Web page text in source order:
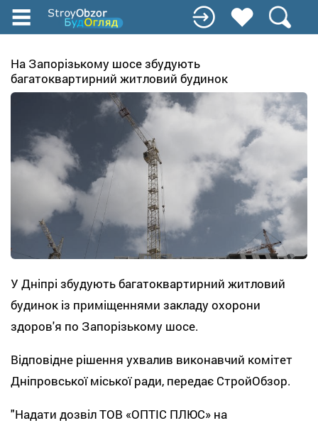
Перейти
до
вмісту
На Запорізькому шосе збудують
багатоквартирний житловий будинок
У Дніпрі збудують багатоквартирний житловий
будинок із приміщеннями закладу охорони
здоров'я по Запорізькому шосе.
Відповідне рішення ухвалив виконавчий комітет
Дніпровської міської ради, передає СтройОбзор.
"Надати дозвіл ТОВ «ОПТІС ПЛЮС» на